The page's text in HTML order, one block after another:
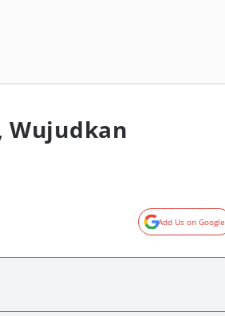
Wujudkan
Add Us on Google